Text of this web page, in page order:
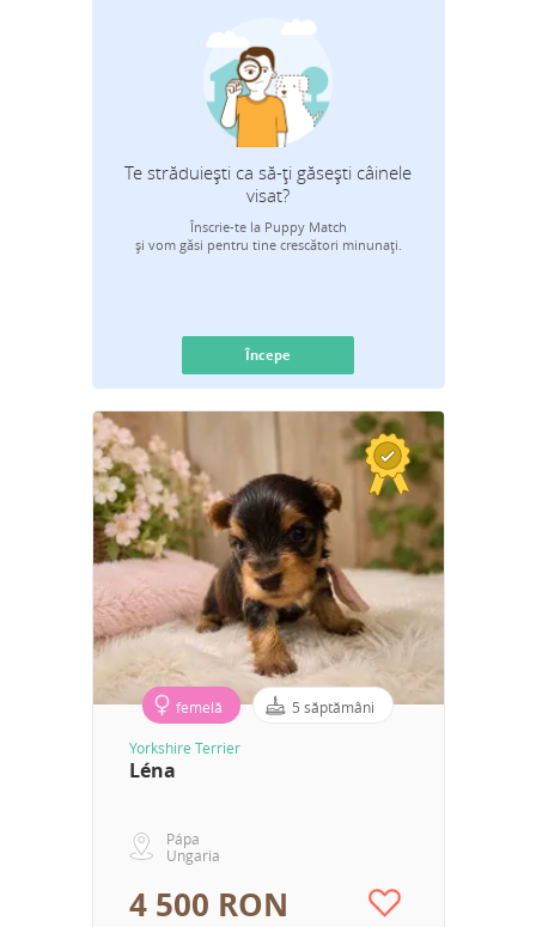
Te străduiești ca să-ți găsești câinele
visat?
Înscrie-te la Puppy Match
și vom găsi pentru tine crescători minunați.
Începe
femelă 5 săptămâni
Yorkshire Terrier
Léna
Pápa
Ungaria
4 500 RON